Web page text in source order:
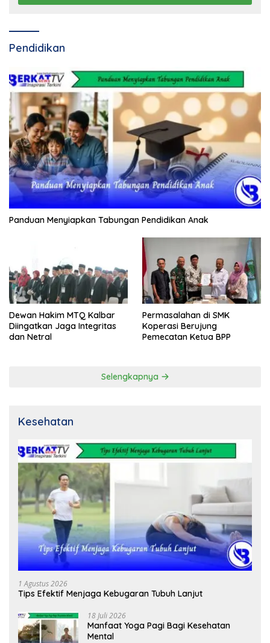
Pendidikan
Panduan Menyiapkan Tabungan Pendidikan Anak
Dewan Hakim MTQ Kalbar
Diingatkan Jaga Integritas
dan Netral
Permasalahan di SMK
Koperasi Berujung
Pemecatan Ketua BPP
Selengkapnya
Kesehatan
1 Agustus 2026
Tips Efektif Menjaga Kebugaran Tubuh Lanjut
18 Juli 2026
Manfaat Yoga Pagi Bagi Kesehatan
Mental